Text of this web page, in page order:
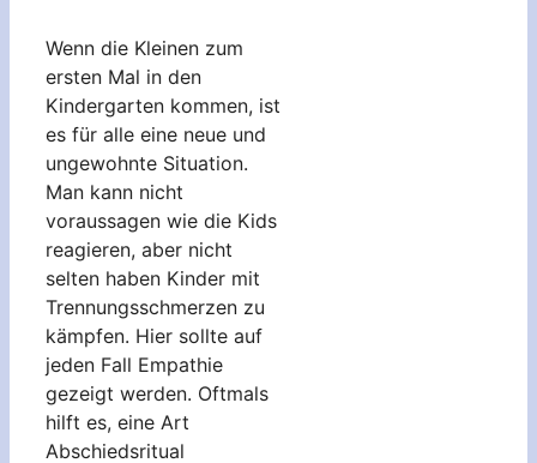
Wenn die Kleinen zum
ersten Mal in den
Kindergarten kommen, ist
es für alle eine neue und
ungewohnte Situation.
Man kann nicht
voraussagen wie die Kids
reagieren, aber nicht
selten haben Kinder mit
Trennungsschmerzen zu
kämpfen. Hier sollte auf
jeden Fall Empathie
gezeigt werden. Oftmals
hilft es, eine Art
Abschiedsritual